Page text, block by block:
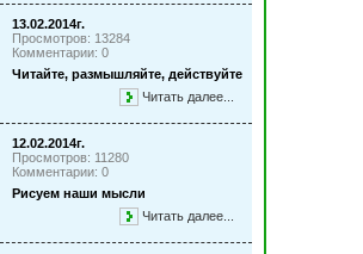
13.02.2014г.
Просмотров: 13284
Комментарии: 0
Читайте, размышляйте, действуйте
Читать далее...
12.02.2014г.
Просмотров: 11280
Комментарии: 0
Рисуем наши мысли
Читать далее...